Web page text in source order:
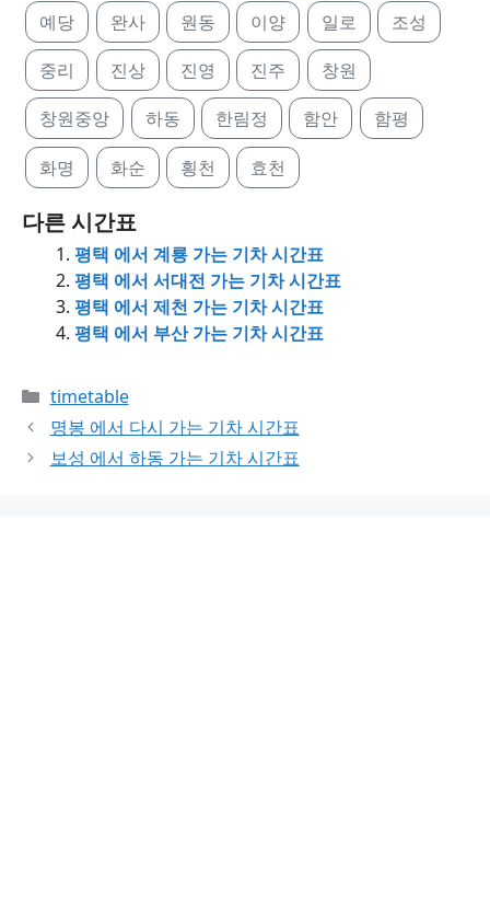
예당 완사 원동 이양 일로 조성
중리 진상 진영 진주 창원
창원중앙 하동 한림정 함안 함평
화명 화순 횡천 효천
다른 시간표
평택 에서 계룡 가는 기차 시간표
평택 에서 서대전 가는 기차 시간표
평택 에서 제천 가는 기차 시간표
평택 에서 부산 가는 기차 시간표
Categories
timetable
명봉 에서 다시 가는 기차 시간표
보성 에서 하동 가는 기차 시간표